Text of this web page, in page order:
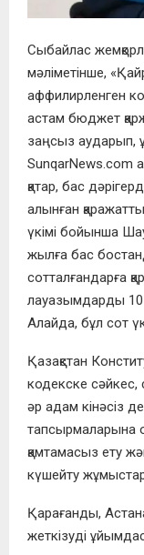
Сыбайлас
мәліметінше,
аффилирленген
астам бюджет
заңсыз аударып,
SunqarNews.com
қатар, бас
алынған
үкімі бойынша
жылға бас
сотталғандарға
лауазымдарды
Алайда, бұл сот
Қазақстан
кодекске сәйкес,
әр адам кінәсіз
тапсырмаларына
қамтамасыз ету
күшейту
Қарағанды,
жеткізуді